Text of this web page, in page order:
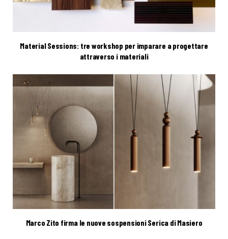
Material Sessions: tre workshop per imparare a progettare
attraverso i materiali
Marco Zito firma le nuove sospensioni Serica di Masiero